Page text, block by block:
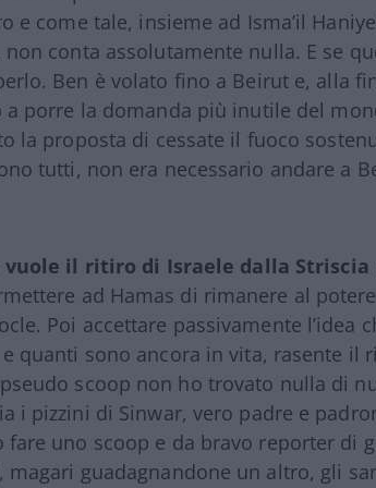
e come tale, insieme ad Isma’il
non conta assolutamente nulla. E se
Ben è volato fino a Beirut e, alla
porre la domanda più inutile del
la proposta di cessate il fuoco
tutti, non era necessario andare a
vuole il ritiro di Israele dalla Striscia
ad Hamas di rimanere al
Poi accettare passivamente l’idea
quanti sono ancora in vita, rasente il
scoop non ho trovato nulla di
i pizzini di Sinwar, vero padre e
fare uno scoop e da bravo reporter di
magari guadagnandone un altro, gli